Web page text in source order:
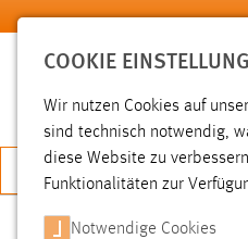
Zum Hauptinhalt springen
JETZT
Hochschule Aktuelles
COOKIE
Wir nutzen Cookies auf
sind technisch notwendig,
diese Website zu
Funktionalitäten zur
Notwendige Cookies